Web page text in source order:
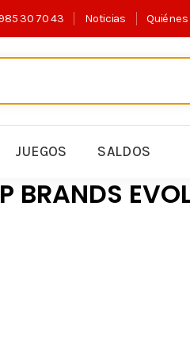
30 70 43 Noticias
JUEGOS SALDOS